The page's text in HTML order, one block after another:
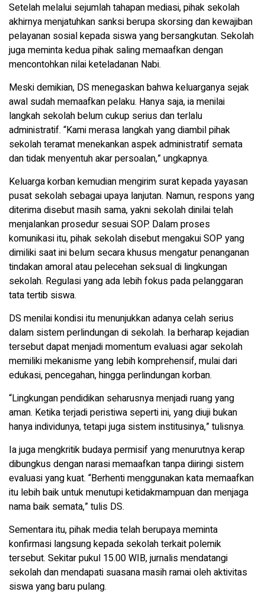
Setelah melalui sejumlah tahapan mediasi, pihak sekolah
akhirnya menjatuhkan sanksi berupa skorsing dan kewajiban
pelayanan sosial kepada siswa yang bersangkutan. Sekolah
juga meminta kedua pihak saling memaafkan dengan
mencontohkan nilai keteladanan Nabi.
Meski demikian, DS menegaskan bahwa keluarganya sejak
awal sudah memaafkan pelaku. Hanya saja, ia menilai
langkah sekolah belum cukup serius dan terlalu
administratif. “Kami merasa langkah yang diambil pihak
sekolah teramat menekankan aspek administratif semata
dan tidak menyentuh akar persoalan,” ungkapnya.
Keluarga korban kemudian mengirim surat kepada yayasan
pusat sekolah sebagai upaya lanjutan. Namun, respons yang
diterima disebut masih sama, yakni sekolah dinilai telah
menjalankan prosedur sesuai SOP. Dalam proses
komunikasi itu, pihak sekolah disebut mengakui SOP yang
dimiliki saat ini belum secara khusus mengatur penanganan
tindakan amoral atau pelecehan seksual di lingkungan
sekolah. Regulasi yang ada lebih fokus pada pelanggaran
tata tertib siswa.
DS menilai kondisi itu menunjukkan adanya celah serius
dalam sistem perlindungan di sekolah. Ia berharap kejadian
tersebut dapat menjadi momentum evaluasi agar sekolah
memiliki mekanisme yang lebih komprehensif, mulai dari
edukasi, pencegahan, hingga perlindungan korban.
“Lingkungan pendidikan seharusnya menjadi ruang yang
aman. Ketika terjadi peristiwa seperti ini, yang diuji bukan
hanya individunya, tetapi juga sistem institusinya,” tulisnya.
Ia juga mengkritik budaya permisif yang menurutnya kerap
dibungkus dengan narasi memaafkan tanpa diiringi sistem
evaluasi yang kuat. “Berhenti menggunakan kata memaafkan
itu lebih baik untuk menutupi ketidakmampuan dan menjaga
nama baik semata,” tulis DS.
Sementara itu, pihak media telah berupaya meminta
konfirmasi langsung kepada sekolah terkait polemik
tersebut. Sekitar pukul 15.00 WIB, jurnalis mendatangi
sekolah dan mendapati suasana masih ramai oleh aktivitas
siswa yang baru pulang.